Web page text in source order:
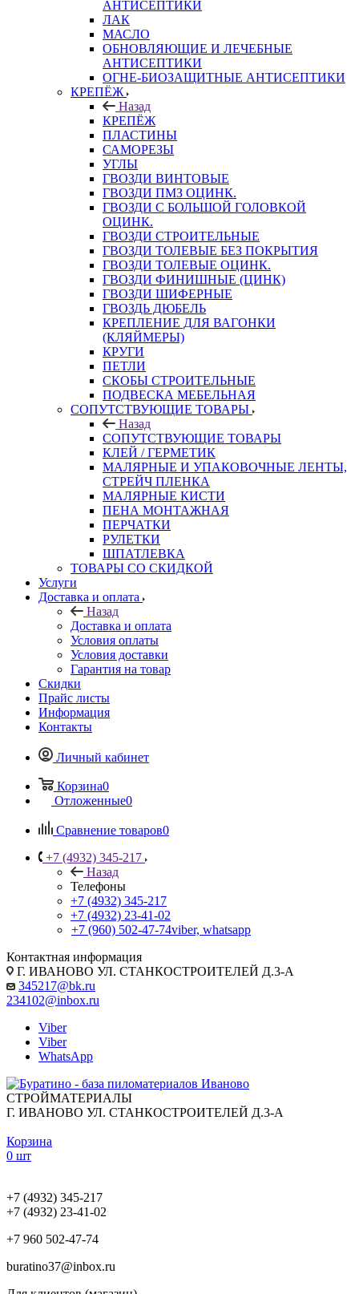
АНТИСЕПТИКИ
ЛАК
МАСЛО
ОБНОВЛЯЮЩИЕ И ЛЕЧЕБНЫЕ
АНТИСЕПТИКИ
ОГНЕ-БИОЗАЩИТНЫЕ АНТИСЕПТИКИ
КРЕПЁЖ
Назад
КРЕПЁЖ
ПЛАСТИНЫ
САМОРЕЗЫ
УГЛЫ
ГВОЗДИ ВИНТОВЫЕ
ГВОЗДИ ПМЗ ОЦИНК.
ГВОЗДИ С БОЛЬШОЙ ГОЛОВКОЙ
ОЦИНК.
ГВОЗДИ СТРОИТЕЛЬНЫЕ
ГВОЗДИ ТОЛЕВЫЕ БЕЗ ПОКРЫТИЯ
ГВОЗДИ ТОЛЕВЫЕ ОЦИНК.
ГВОЗДИ ФИНИШНЫЕ (ЦИНК)
ГВОЗДИ ШИФЕРНЫЕ
ГВОЗДЬ ДЮБЕЛЬ
КРЕПЛЕНИЕ ДЛЯ ВАГОНКИ
(КЛЯЙМЕРЫ)
КРУГИ
ПЕТЛИ
СКОБЫ СТРОИТЕЛЬНЫЕ
ПОДВЕСКА МЕБЕЛЬНАЯ
СОПУТСТВУЮЩИЕ ТОВАРЫ
Назад
СОПУТСТВУЮЩИЕ ТОВАРЫ
КЛЕЙ / ГЕРМЕТИК
МАЛЯРНЫЕ И УПАКОВОЧНЫЕ ЛЕНТЫ,
СТРЕЙЧ ПЛЕНКА
МАЛЯРНЫЕ КИСТИ
ПЕНА МОНТАЖНАЯ
ПЕРЧАТКИ
РУЛЕТКИ
ШПАТЛЕВКА
ТОВАРЫ СО СКИДКОЙ
Услуги
Доставка и оплата
Назад
Доставка и оплата
Условия оплаты
Условия доставки
Гарантия на товар
Скидки
Прайс листы
Информация
Контакты
Личный кабинет
Корзина0
Отложенные0
Сравнение товаров0
+7 (4932) 345-217
Назад
Телефоны
+7 (4932) 345-217
+7 (4932) 23-41-02
+7 (960) 502-47-74viber, whatsapp
Контактная информация
Г. ИВАНОВО УЛ. СТАНКОСТРОИТЕЛЕЙ Д.3-А
345217@bk.ru
234102@inbox.ru
Viber
Viber
WhatsApp
СТРОЙМАТЕРИАЛЫ
Г. ИВАНОВО УЛ. СТАНКОСТРОИТЕЛЕЙ Д.3-А
Корзина
0 шт
+7 (4932) 345-217
+7 (4932) 23-41-02
+7 960 502-47-74
buratino37@inbox.ru